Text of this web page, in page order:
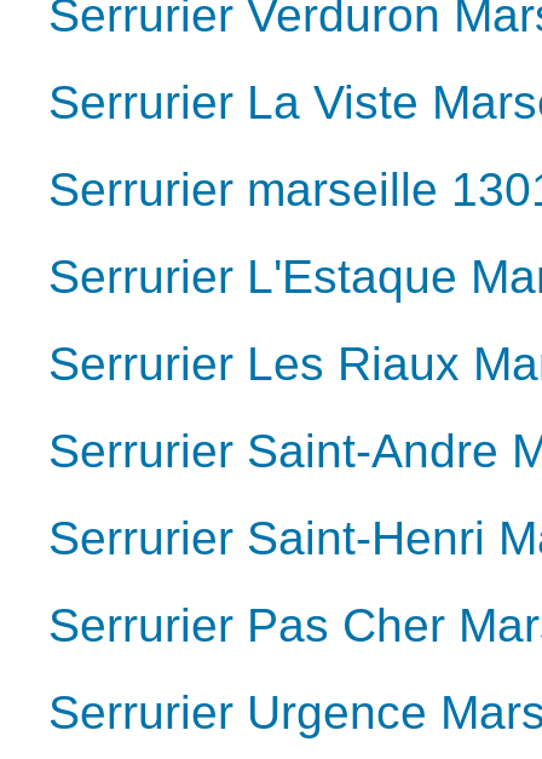
Serrurier Verduron
Serrurier La Viste
Serrurier marseille
Serrurier L'Estaque
Serrurier Les Riaux
Serrurier Saint-Andre
Serrurier Saint-Henri
Serrurier Pas Cher
Serrurier Urgence